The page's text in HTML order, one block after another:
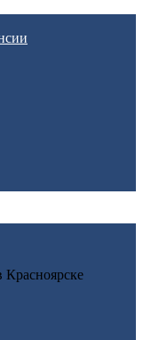
Красноярске